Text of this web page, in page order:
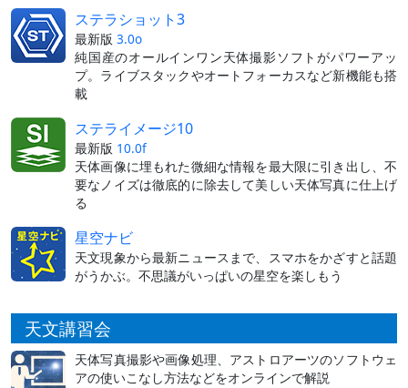
ステラショット3
最新版 3.0o
純国産のオールインワン天体撮影ソフトがパワーアッ
プ。ライブスタックやオートフォーカスなど新機能も搭
載
ステライメージ10
最新版 10.0f
天体画像に埋もれた微細な情報を最大限に引き出し、不
要なノイズは徹底的に除去して美しい天体写真に仕上げ
る
星空ナビ
天文現象から最新ニュースまで、スマホをかざすと話題
がうかぶ。不思議がいっぱいの星空を楽しもう
天文講習会
天体写真撮影や画像処理、アストロアーツのソフトウェ
アの使いこなし方法などをオンラインで解説